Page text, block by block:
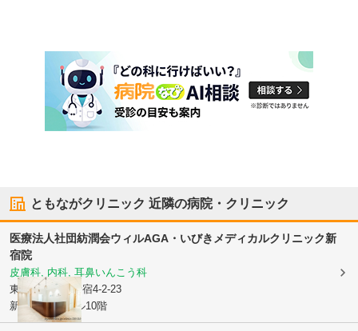
ともながクリニック 近隣の病院・クリニック
医療法人社団紡潤会ウィルAGA・いびきメディカルクリニック新
宿院
皮膚科, 内科, 耳鼻いんこう科
東京都新宿区新宿4-2-23
新四curumuビル10階